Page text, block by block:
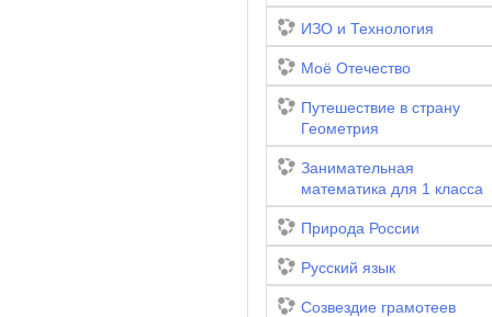
ИЗО и Технология
Моё Отечество
Путешествие в страну
Геометрия
Занимательная
математика для 1 класса
Природа России
Русский язык
Созвездие грамотеев